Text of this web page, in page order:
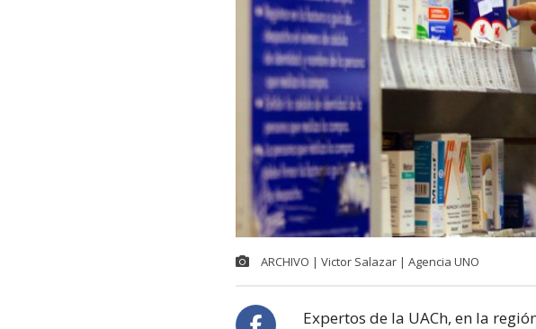
ARCHIVO | Victor Salazar | Agencia UNO
Expertos de la UACh, en la